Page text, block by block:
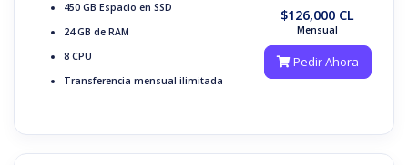
450 GB Espacio en SSD
24 GB de RAM
8 CPU
Transferencia mensual ilimitada
$126,000 CL
Mensual
Pedir Ahora